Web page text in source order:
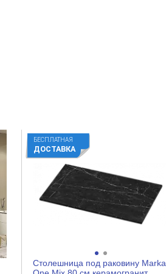
БЕСПЛАТНАЯ
ДОСТАВКА
Столешница под раковину Marka